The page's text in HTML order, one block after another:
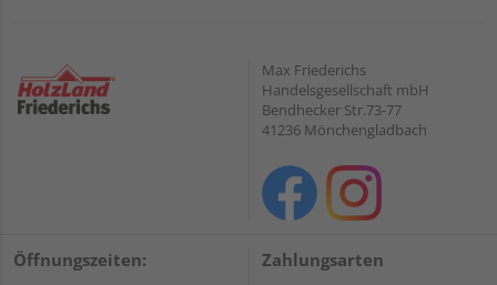
Max Friederichs
Handelsgesellschaft mbH
Bendhecker Str.73-77
41236 Mönchengladbach
Öffnungszeiten: Zahlungsarten